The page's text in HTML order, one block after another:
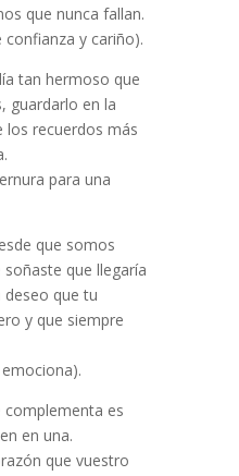
que nunca fallan.
confianza y cariño).
tan hermoso que
guardarlo en la
recuerdos más
para una
que somos
que llegaría
deseo que tu
y que siempre
complementa es
en una.
que vuestro